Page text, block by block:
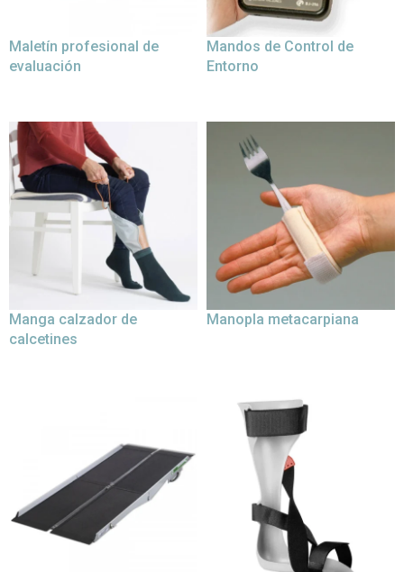
Maletín profesional de
evaluación
Mandos de Control de
Entorno
Manga calzador de
calcetines
Manopla metacarpiana